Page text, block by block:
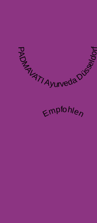
PADMAVATI Ayurveda Düsseldorf
Empfohlen